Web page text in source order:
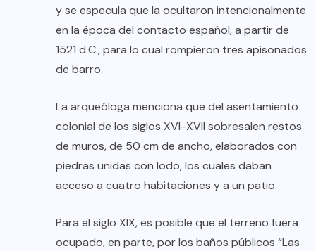
y se especula que la ocultaron intencionalmente
en la época del contacto español, a partir de
1521 d.C., para lo cual rompieron tres apisonados
de barro.
La arqueóloga menciona que del asentamiento
colonial de los siglos XVI-XVII sobresalen restos
de muros, de 50 cm de ancho, elaborados con
piedras unidas con lodo, los cuales daban
acceso a cuatro habitaciones y a un patio.
Para el siglo XIX, es posible que el terreno fuera
ocupado, en parte, por los baños públicos “Las